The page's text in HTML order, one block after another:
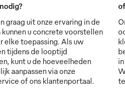
graag uit onze ervaring in de
u concrete voorstellen
elke toepassing. Als uw
tijdens de looptijd
kunt u de hoeveelheden
aanpassen via onze
of ons klantenportaal.